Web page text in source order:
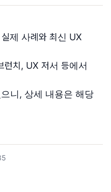
제 사례와 최신 UX
치, UX 저서 등에서
니, 상세 내용은 해당